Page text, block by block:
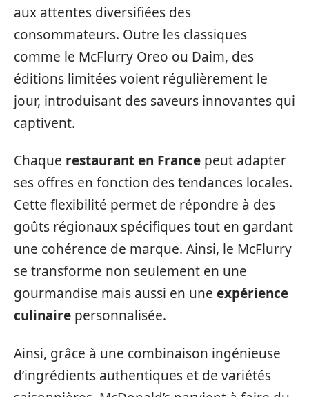
aux attentes diversifiées des
consommateurs. Outre les classiques
comme le McFlurry Oreo ou Daim, des
éditions limitées voient régulièrement le
jour, introduisant des saveurs innovantes qui
captivent.
Chaque restaurant en France peut adapter
ses offres en fonction des tendances locales.
Cette flexibilité permet de répondre à des
goûts régionaux spécifiques tout en gardant
une cohérence de marque. Ainsi, le McFlurry
se transforme non seulement en une
gourmandise mais aussi en une expérience
culinaire personnalisée.
Ainsi, grâce à une combinaison ingénieuse
d’ingrédients authentiques et de variétés